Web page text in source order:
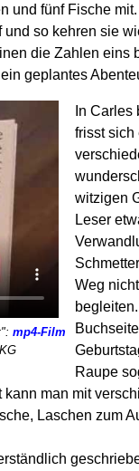
und fünf Fische
so kehren sie
die Zahlen eins
geplantes
mp4-Film
In
frisst sich
witzigen
Leser
Weg
Raupe
man mit
Laschen zum